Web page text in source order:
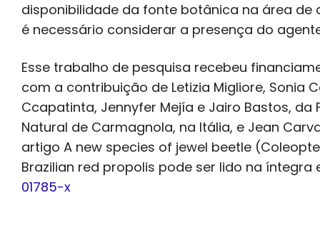
disponibilidade da fonte botânica na área
é necessário considerar a presença do
Esse trabalho de pesquisa recebeu
com a contribuição de Letizia Migliore, Sonia
Ccapatinta, Jennyfer Mejía e Jairo Bastos, da
Natural de Carmagnola, na Itália, e Jean
artigo A new species of jewel beetle
Brazilian red propolis pode ser lido na íntegra
01785-x